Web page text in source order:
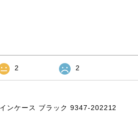
2 2
ンケース ブラック 9347-202212